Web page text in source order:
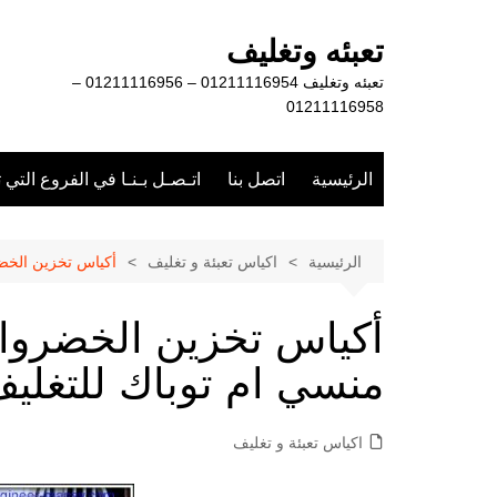
تعبئه وتغليف
تعبئه وتغليف 01211116954 – 01211116956 –
01211116958
الرئيسية اتصل بنا اتـصـل بـنـا في الفروع
الرئيسية اكياس تعبئة و تغليف أكياس تخزين
أكياس تخزين
منسي ام توباك
اكياس تعبئة و تغليف